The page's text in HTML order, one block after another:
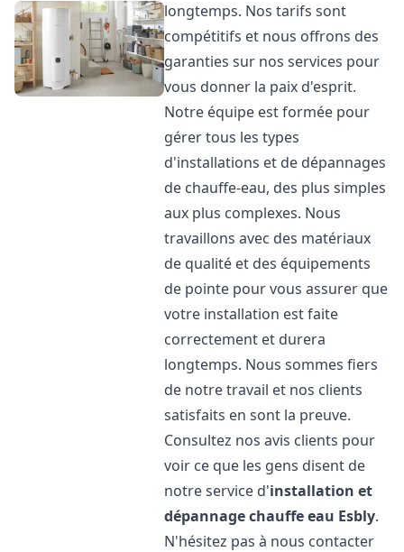
longtemps. Nos tarifs sont
compétitifs et nous offrons des
garanties sur nos services pour
vous donner la paix d'esprit.
Notre équipe est formée pour
gérer tous les types
d'installations et de dépannages
de chauffe-eau, des plus simples
aux plus complexes. Nous
travaillons avec des matériaux
de qualité et des équipements
de pointe pour vous assurer que
votre installation est faite
correctement et durera
longtemps. Nous sommes fiers
de notre travail et nos clients
satisfaits en sont la preuve.
Consultez nos avis clients pour
voir ce que les gens disent de
notre service d'installation et
dépannage chauffe eau Esbly.
N'hésitez pas à nous contacter